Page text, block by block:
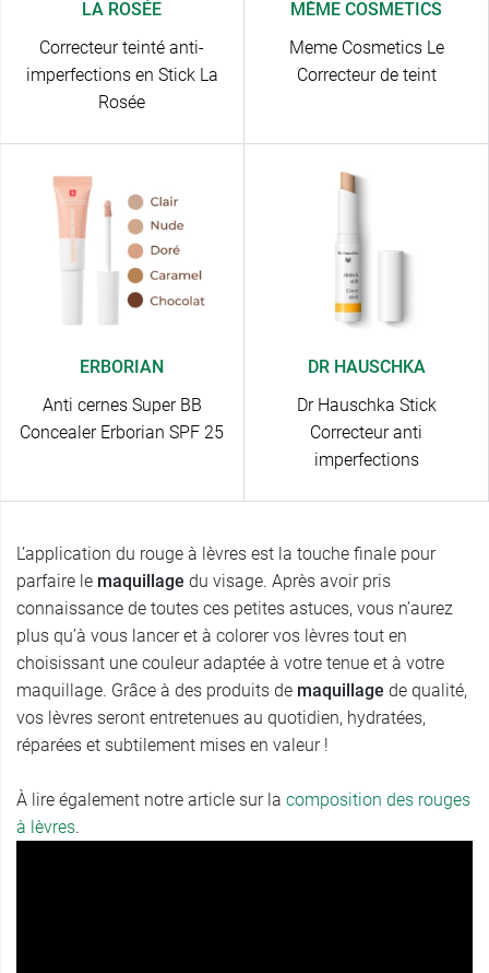
LA ROSÉE
Correcteur teinté anti-
imperfections en Stick La
Rosée
MÊME COSMETICS
Meme Cosmetics Le
Correcteur de teint
ERBORIAN
Anti cernes Super BB
Concealer Erborian SPF 25
DR HAUSCHKA
Dr Hauschka Stick
Correcteur anti
imperfections
L’application du rouge à lèvres est la touche finale pour
parfaire le maquillage du visage. Après avoir pris
connaissance de toutes ces petites astuces, vous n’aurez
plus qu’à vous lancer et à colorer vos lèvres tout en
choisissant une couleur adaptée à votre tenue et à votre
maquillage. Grâce à des produits de maquillage de qualité,
vos lèvres seront entretenues au quotidien, hydratées,
réparées et subtilement mises en valeur !
À lire également notre article sur la composition des rouges
à lèvres.